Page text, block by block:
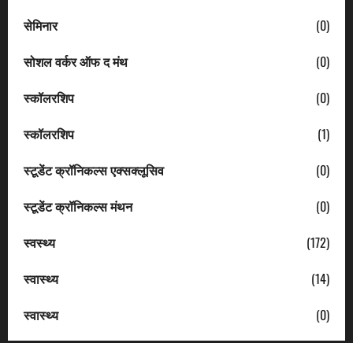
सेमिनार
(0)
सोशल वर्कर ऑफ द मंथ
(0)
स्कॉलरशिप
(0)
स्कॉलरशिप
(1)
स्टूडेंट क्रॉनिकल्स एक्सक्लूसिव
(0)
स्टूडेंट क्रॉनिकल्स मंथन
(0)
स्वस्थ्य
(172)
स्वास्थ्य
(14)
स्वास्थ्य
(0)